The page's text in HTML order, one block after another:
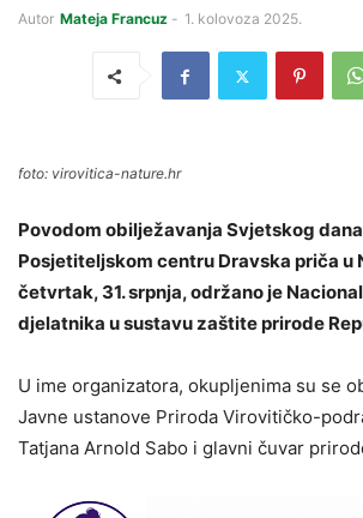
Autor Mateja Francuz - 1. kolovoza 2025.
foto: virovitica-nature.hr
Povodom obilježavanja Svjetskog
Posjetiteljskom centru Dravska priča u
četvrtak, 31. srpnja, održano je
djelatnika u sustavu zaštite prirode
U ime organizatora, okupljenima su se
Javne ustanove Priroda Virovitičko-
Tatjana Arnold Sabo i glavni čuvar